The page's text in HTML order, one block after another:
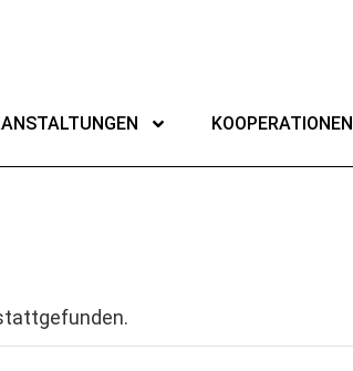
KOOPERATIONEN